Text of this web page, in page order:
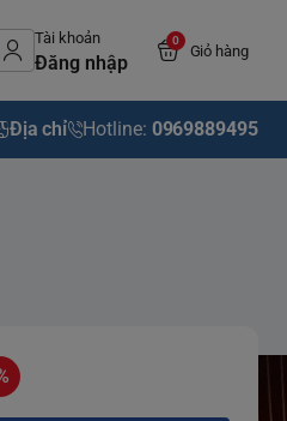
Tài khoản
Đăng nhập
0
Giỏ hàng
Địa chỉ Hotline: 0969889495